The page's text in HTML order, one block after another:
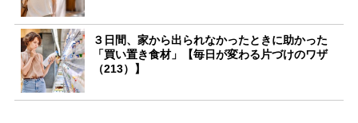
３日間、家から出られなかったときに助かった
「買い置き食材」【毎日が変わる片づけのワザ
（213）】